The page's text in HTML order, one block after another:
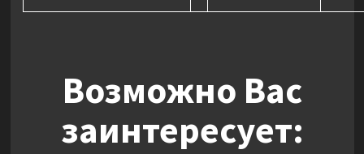
Возможно Вас
заинтересует: